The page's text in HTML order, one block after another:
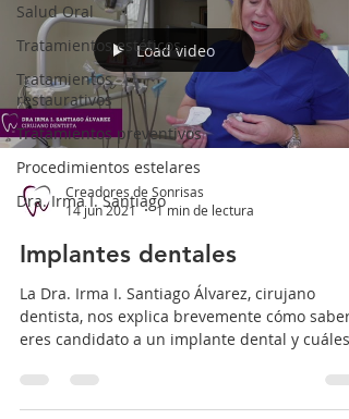
Salud Oral
Tratamientos estéticos
Tratamientos
restaurativos
Tratamientos preventivos
Procedimientos estelares
Dra. Irma I. Santiago
Load video
Creadores de Sonrisas
14 jun 2021
1 min de lectura
Implantes dentales
La Dra. Irma I. Santiago Álvarez, cirujano
dentista, nos explica brevemente cómo saber
eres candidato a un implante dental y